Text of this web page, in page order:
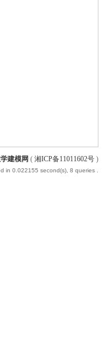
建模网 ( 湘ICP备11011602号)
in 0.022155 second(s), 8 queries .